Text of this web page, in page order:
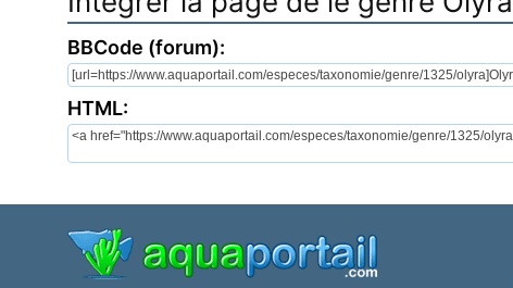
BBCode (forum):
HTML: